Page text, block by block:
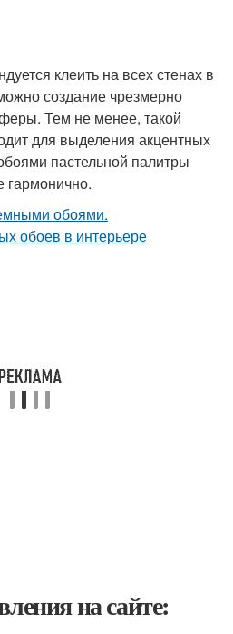
клеить на всех стенах в
создание чрезмерно
Тем не менее, такой
для выделения акцентных
пастельной палитры
гармонично.
на сайте: